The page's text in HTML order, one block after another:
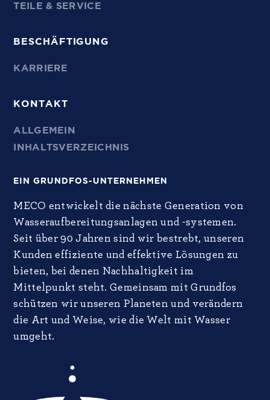
TEILE & SERVICE
BESCHÄFTIGUNG
KARRIERE
KONTAKT
ALLGEMEIN
INHALTSVERZEICHNIS
EIN GRUNDFOS-UNTERNEHMEN
MECO entwickelt die nächste Generation von
Wasseraufbereitungsanlagen und -systemen.
Seit über 90 Jahren sind wir bestrebt, unseren
Kunden effiziente und effektive Lösungen zu
bieten, bei denen Nachhaltigkeit im
Mittelpunkt steht. Gemeinsam mit Grundfos
schützen wir unseren Planeten und verändern
die Art und Weise, wie die Welt mit Wasser
umgeht.